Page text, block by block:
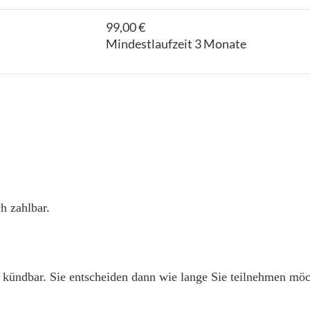
99,00 €
Mindestlaufzeit 3 Monate
zahlbar.
Sie entscheiden dann wie lange Sie teilnehmen